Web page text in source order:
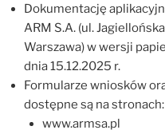
Dokumentację
ARM S.A. (ul.
Warszawa) w wersji
dnia 15.12.2025 r.
Formularze wniosków
dostępne są na stronach:
www.armsa.pl